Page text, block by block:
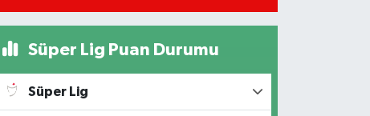
Süper Lig Puan Durumu
Süper Lig